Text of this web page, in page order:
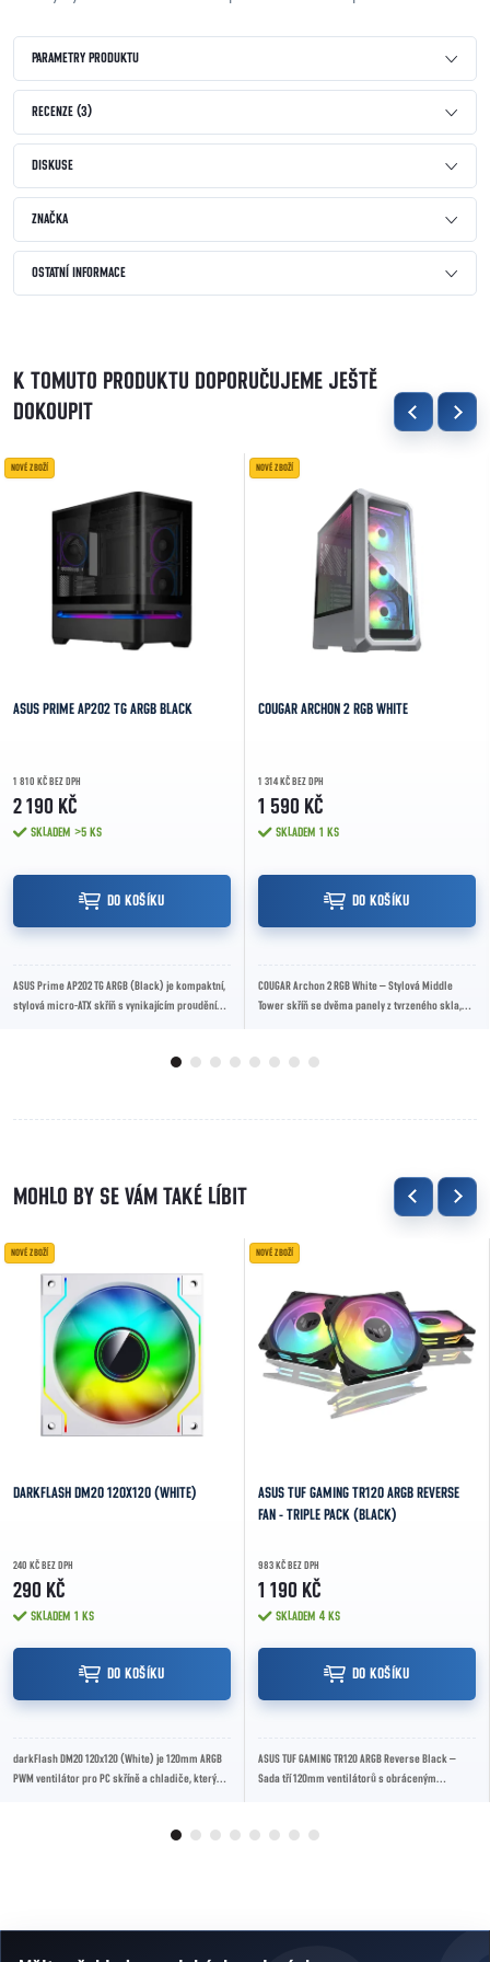
PARAMETRY PRODUKTU
RECENZE (3)
DISKUSE
ZNAČKA
OSTATNÍ INFORMACE
K TOMUTO PRODUKTU DOPORUČUJEME JEŠTĚ
DOKOUPIT
NOVÉ ZBOŽÍ
ASUS PRIME AP202 TG ARGB BLACK
1 810 KČ BEZ DPH
2 190 KČ
SKLADEM >5 KS
DO KOŠÍKU
ASUS Prime AP202 TG ARGB (Black) je kompaktní,
stylová micro-ATX skříň s vynikajícím prouděním
NOVÉ ZBOŽÍ
COUGAR ARCHON 2 RGB WHITE
1 314 KČ BEZ DPH
1 590 KČ
SKLADEM 1 KS
DO KOŠÍKU
COUGAR Archon 2 RGB White – Stylová Middle
Tower skříň se dvěma panely z tvrzeného skla,
NOVÉ ZBOŽÍ
DARKFLASH DM20 120X120 (WHITE)
240 KČ BEZ DPH
290 KČ
SKLADEM 1 KS
DO KOŠÍKU
darkFlash DM20 120x120 (White) je 120mm ARGB
PWM ventilátor pro PC skříně a chladiče, který
NOVÉ ZBOŽÍ
ASUS TUF GAMING TR120 ARGB REVERSE
FAN - TRIPLE PACK (BLACK)
983 KČ BEZ DPH
1 190 KČ
SKLADEM 4 KS
DO KOŠÍKU
ASUS TUF GAMING TR120 ARGB Reverse Black –
Sada tří 120mm ventilátorů s obráceným